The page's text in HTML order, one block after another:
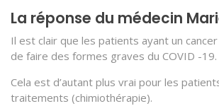
La réponse du médecin
Il est clair que les patients ayant un
de faire des formes graves du COVID -19.
Cela est d’autant plus vrai pour les
traitements (chimiothérapie).